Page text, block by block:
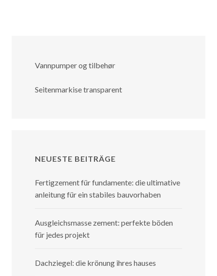
Vannpumper og tilbehør
Seitenmarkise transparent
NEUESTE BEITRÄGE
Fertigzement für fundamente: die ultimative
anleitung für ein stabiles bauvorhaben
Ausgleichsmasse zement: perfekte böden
für jedes projekt
Dachziegel: die krönung ihres hauses